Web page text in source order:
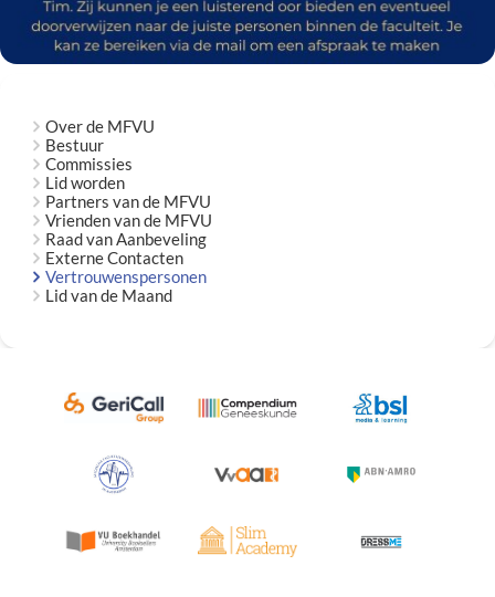
Over de MFVU
Bestuur
Commissies
Lid worden
Partners van de MFVU
Vrienden van de MFVU
Raad van Aanbeveling
Externe Contacten
Vertrouwenspersonen
Lid van de Maand